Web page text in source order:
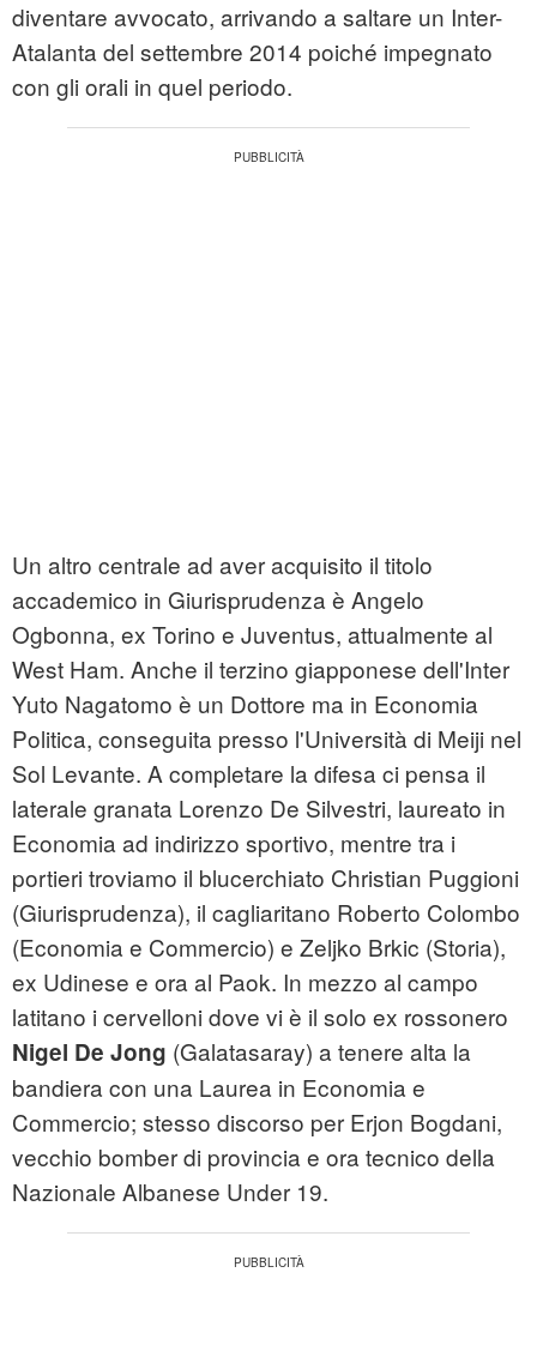
diventare avvocato, arrivando a saltare un Inter-
Atalanta del settembre 2014 poiché impegnato
con gli orali in quel periodo.
Un altro centrale ad aver acquisito il titolo
accademico in Giurisprudenza è Angelo
Ogbonna, ex Torino e Juventus, attualmente al
West Ham. Anche il terzino giapponese dell'Inter
Yuto Nagatomo è un Dottore ma in Economia
Politica, conseguita presso l'Università di Meiji nel
Sol Levante. A completare la difesa ci pensa il
laterale granata Lorenzo De Silvestri, laureato in
Economia ad indirizzo sportivo, mentre tra i
portieri troviamo il blucerchiato Christian Puggioni
(Giurisprudenza), il cagliaritano Roberto Colombo
(Economia e Commercio) e Zeljko Brkic (Storia),
ex Udinese e ora al Paok. In mezzo al campo
latitano i cervelloni dove vi è il solo ex rossonero
Nigel De Jong (Galatasaray) a tenere alta la
bandiera con una Laurea in Economia e
Commercio; stesso discorso per Erjon Bogdani,
vecchio bomber di provincia e ora tecnico della
Nazionale Albanese Under 19.